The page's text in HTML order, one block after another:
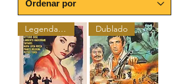
Legendado Dublado